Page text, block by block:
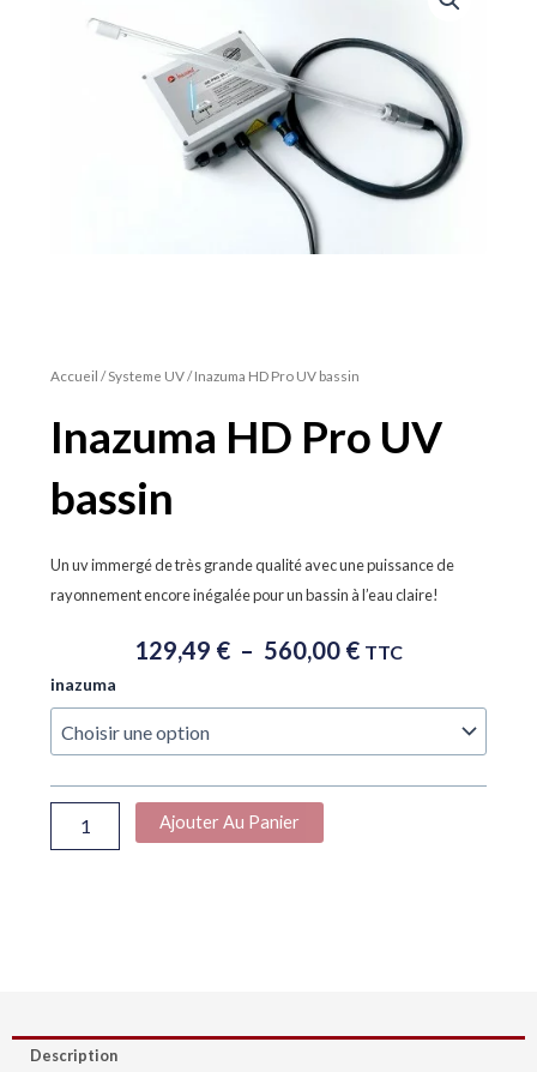
Accueil /Systeme UV/ Inazuma HD Pro UV bassin
Inazuma HD Pro UV
bassin
Un uv immergé de très grande qualité avec une puissance de
rayonnement encore inégalée pour un bassin à l’eau claire!
129,49 € – 560,00 €Plage
Prix :
À
560,00 €
TTC
inazuma
quantité
de
Inazuma
HD
UV
bassin
Ajouter Au Panier
Description